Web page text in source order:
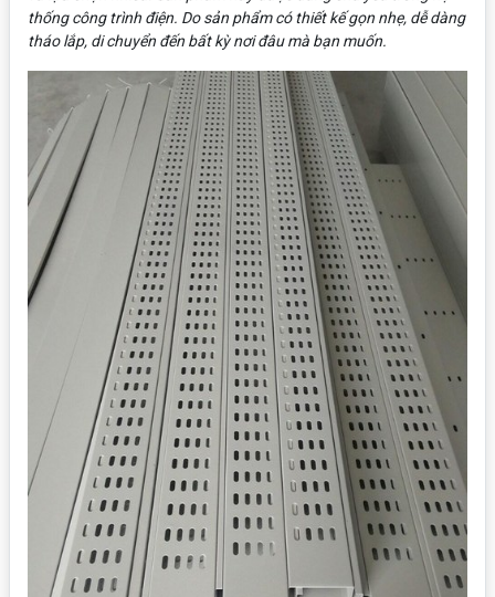
thống công trình điện. Do sản phẩm có thiết kế gọn nhẹ, dễ dàng
tháo lắp, di chuyển đến bất kỳ nơi đâu mà bạn muốn.